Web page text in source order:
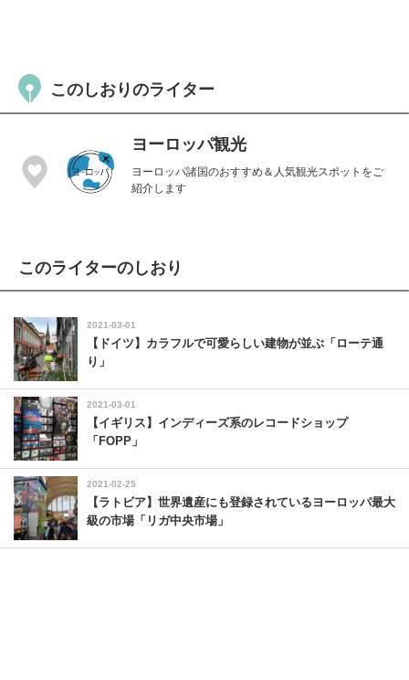
このしおりのライター
ヨーロッパ観光
ヨーロッパ諸国のおすすめ＆人気観光スポットをご
紹介します
このライターのしおり
2021-03-01
【ドイツ】カラフルで可愛らしい建物が並ぶ「ローテ通
り」
2021-03-01
【イギリス】インディーズ系のレコードショップ
「FOPP」
2021-02-25
【ラトビア】世界遺産にも登録されているヨーロッパ最大
級の市場「リガ中央市場」